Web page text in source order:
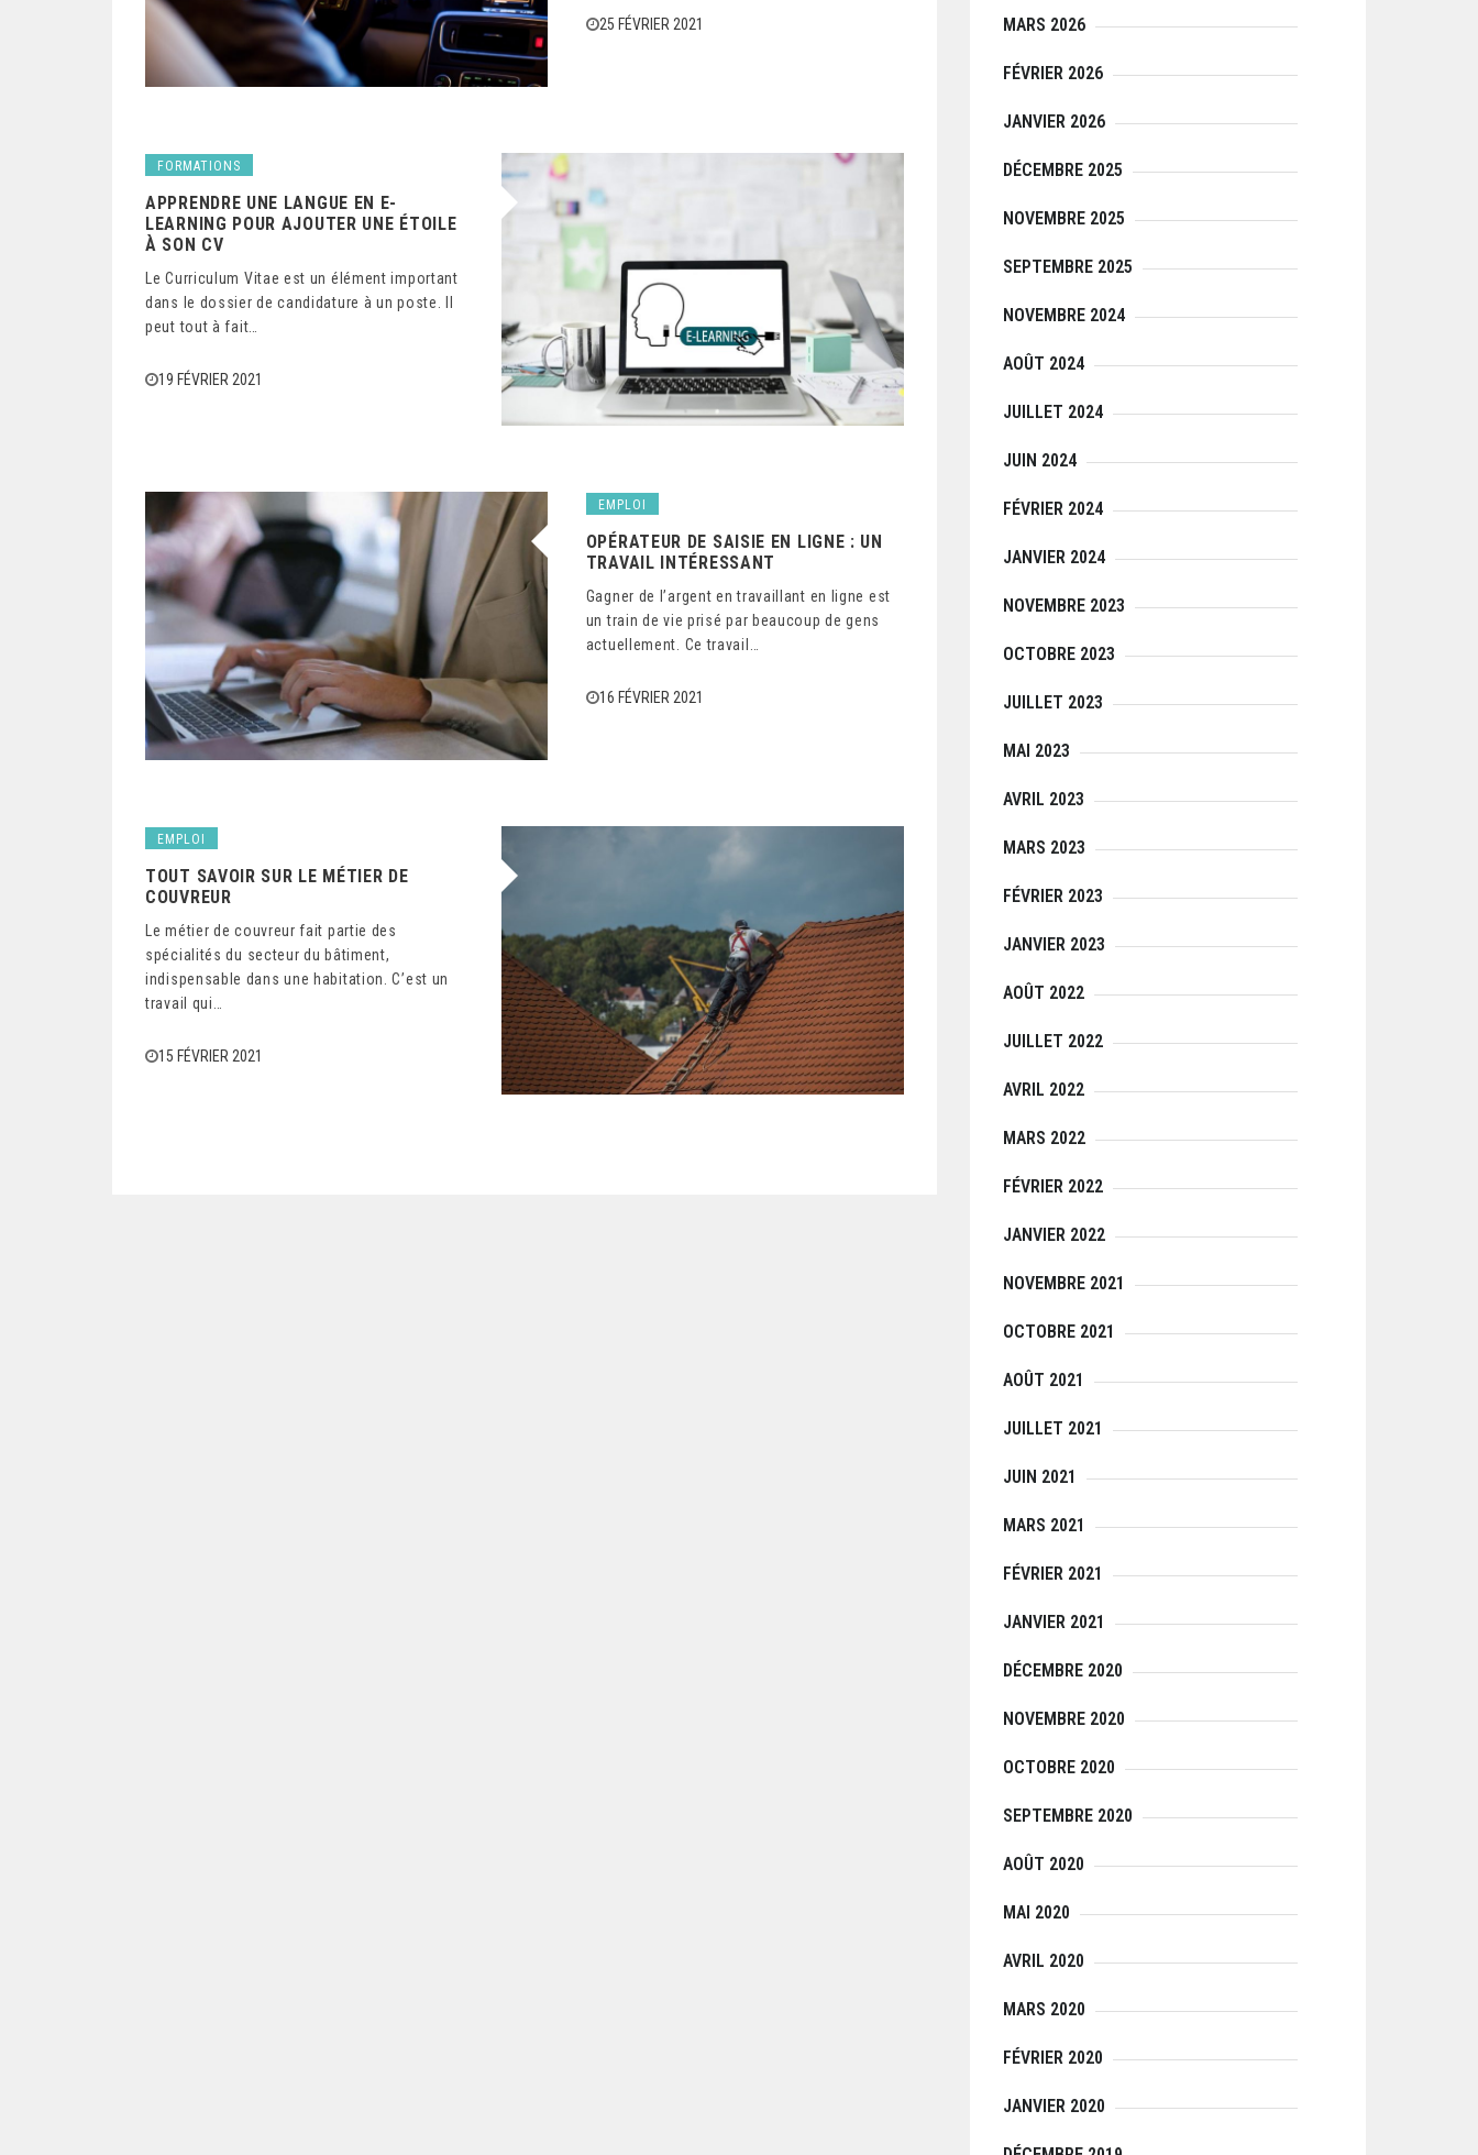
25 FÉVRIER 2021
FORMATIONS
APPRENDRE UNE LANGUE EN E-
LEARNING POUR AJOUTER UNE ÉTOILE
À SON CV
Le Curriculum Vitae est un élément important
dans le dossier de candidature à un poste. Il
peut tout à fait…
19 FÉVRIER 2021
EMPLOI
OPÉRATEUR DE SAISIE EN LIGNE : UN
TRAVAIL INTÉRESSANT
Gagner de l’argent en travaillant en ligne est
un train de vie prisé par beaucoup de gens
actuellement. Ce travail…
16 FÉVRIER 2021
EMPLOI
TOUT SAVOIR SUR LE MÉTIER DE
COUVREUR
Le métier de couvreur fait partie des
spécialités du secteur du bâtiment,
indispensable dans une habitation. C’est un
travail qui…
15 FÉVRIER 2021
MARS 2026
FÉVRIER 2026
JANVIER 2026
DÉCEMBRE 2025
NOVEMBRE 2025
SEPTEMBRE 2025
NOVEMBRE 2024
AOÛT 2024
JUILLET 2024
JUIN 2024
FÉVRIER 2024
JANVIER 2024
NOVEMBRE 2023
OCTOBRE 2023
JUILLET 2023
MAI 2023
AVRIL 2023
MARS 2023
FÉVRIER 2023
JANVIER 2023
AOÛT 2022
JUILLET 2022
AVRIL 2022
MARS 2022
FÉVRIER 2022
JANVIER 2022
NOVEMBRE 2021
OCTOBRE 2021
AOÛT 2021
JUILLET 2021
JUIN 2021
MARS 2021
FÉVRIER 2021
JANVIER 2021
DÉCEMBRE 2020
NOVEMBRE 2020
OCTOBRE 2020
SEPTEMBRE 2020
AOÛT 2020
MAI 2020
AVRIL 2020
MARS 2020
FÉVRIER 2020
JANVIER 2020